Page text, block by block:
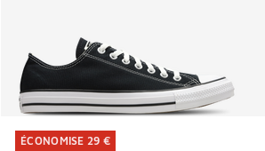
ÉCONOMISE 29 €
ÉCONOMISE 29 €